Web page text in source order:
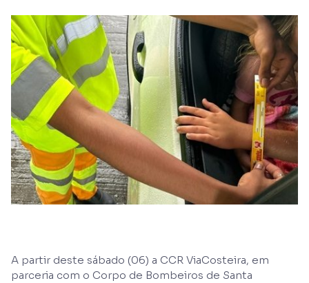
A partir deste sábado (06) a CCR ViaCosteira, em
parceria com o Corpo de Bombeiros de Santa